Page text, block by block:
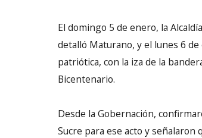
El domingo 5 de enero, la
detalló Maturano, y el lunes 6
patriótica, con la iza de la
Bicentenario.
Desde la Gobernación,
Sucre para ese acto y